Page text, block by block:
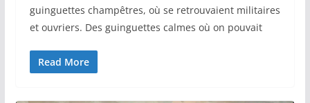
guinguettes champêtres, où se retrouvaient militaires
et ouvriers. Des guinguettes calmes où on pouvait
Read More